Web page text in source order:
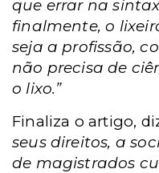
que errar na
finalmente, o
seja a profissão,
não precisa de
o lixo.”
Finaliza o artigo,
seus direitos, a
de magistrados